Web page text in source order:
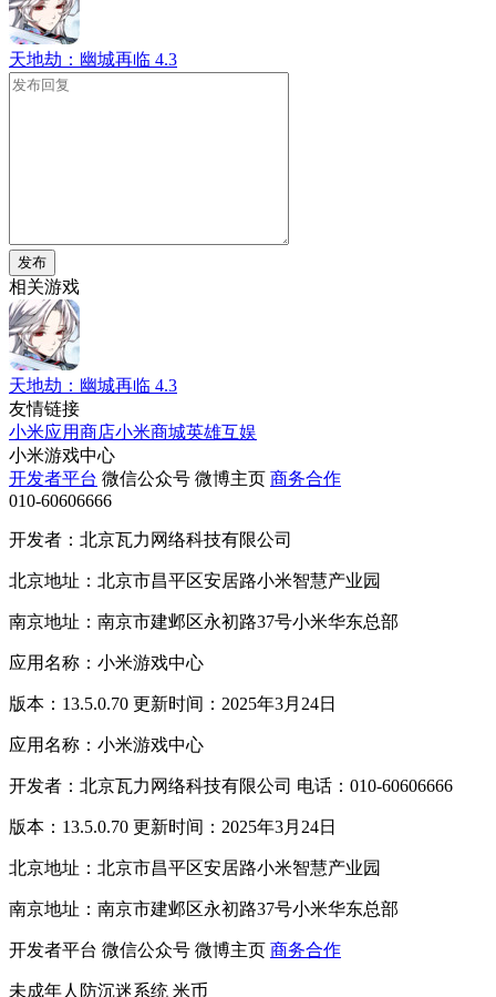
天地劫：幽城再临 4.3
发布
相关游戏
天地劫：幽城再临 4.3
友情链接
小米应用商店小米商城英雄互娱
小米游戏中心
开发者平台 微信公众号 微博主页 商务合作
010-60606666
开发者：北京瓦力网络科技有限公司
北京地址：北京市昌平区安居路小米智慧产业园
南京地址：南京市建邺区永初路37号小米华东总部
应用名称：小米游戏中心
版本：13.5.0.70 更新时间：2025年3月24日
应用名称：小米游戏中心
开发者：北京瓦力网络科技有限公司 电话：010-60606666
版本：13.5.0.70 更新时间：2025年3月24日
北京地址：北京市昌平区安居路小米智慧产业园
南京地址：南京市建邺区永初路37号小米华东总部
开发者平台 微信公众号 微博主页 商务合作
未成年人防沉迷系统 米币